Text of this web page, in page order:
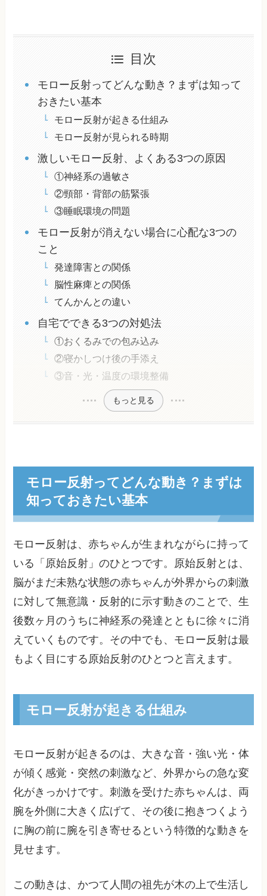
目次
モロー反射ってどんな動き？まずは知って
おきたい基本
モロー反射が起きる仕組み
モロー反射が見られる時期
激しいモロー反射、よくある3つの原因
①神経系の過敏さ
②頸部・背部の筋緊張
③睡眠環境の問題
モロー反射が消えない場合に心配な3つの
こと
発達障害との関係
脳性麻痺との関係
てんかんとの違い
自宅でできる3つの対処法
①おくるみでの包み込み
②寝かしつけ後の手添え
③音・光・温度の環境整備
もっと見る
モロー反射ってどんな動き？まずは
知っておきたい基本
モロー反射は、赤ちゃんが生まれながらに持って
いる「原始反射」のひとつです。原始反射とは、
脳がまだ未熟な状態の赤ちゃんが外界からの刺激
に対して無意識・反射的に示す動きのことで、生
後数ヶ月のうちに神経系の発達とともに徐々に消
えていくものです。その中でも、モロー反射は最
もよく目にする原始反射のひとつと言えます。
モロー反射が起きる仕組み
モロー反射が起きるのは、大きな音・強い光・体
が傾く感覚・突然の刺激など、外界からの急な変
化がきっかけです。刺激を受けた赤ちゃんは、両
腕を外側に大きく広げて、その後に抱きつくよう
に胸の前に腕を引き寄せるという特徴的な動きを
見せます。
この動きは、かつて人間の祖先が木の上で生活し